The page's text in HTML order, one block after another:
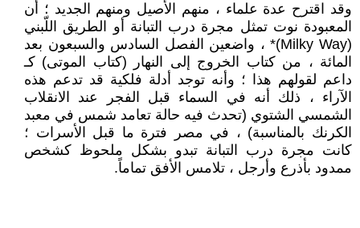
وقد اقترح عدة علماء ، منهم الأصيل ومنهم الجديد ؛ أن
المعبودة نوت تمثل مجرة درب التبانة أو الطريق اللّبني
(Milky Way)* ، واضعين الفصل السادس والسبعون بعد
المائة ، من كتاب الخروج إلى النهار (كتاب الموتى) كـ
داعم لقولهم هذا ؛ وأنه توجد أدلة فلكية قد تدعم هذه
الآراء ، ذلك أنه في السماء قبل الفجر عند الانقلاب
الشمسي الشتوي (تحدث فيه حالة تعامد شمس في معبد
الكرنك بالمناسبة) ، في مصر فترة ما قبل الأسرات ؛
كانت مجرة درب التبانة تبدو بشكل ملحوظ كشخص
ممدود بأذرع وأرجل ، تلامس الأفق تماماً.